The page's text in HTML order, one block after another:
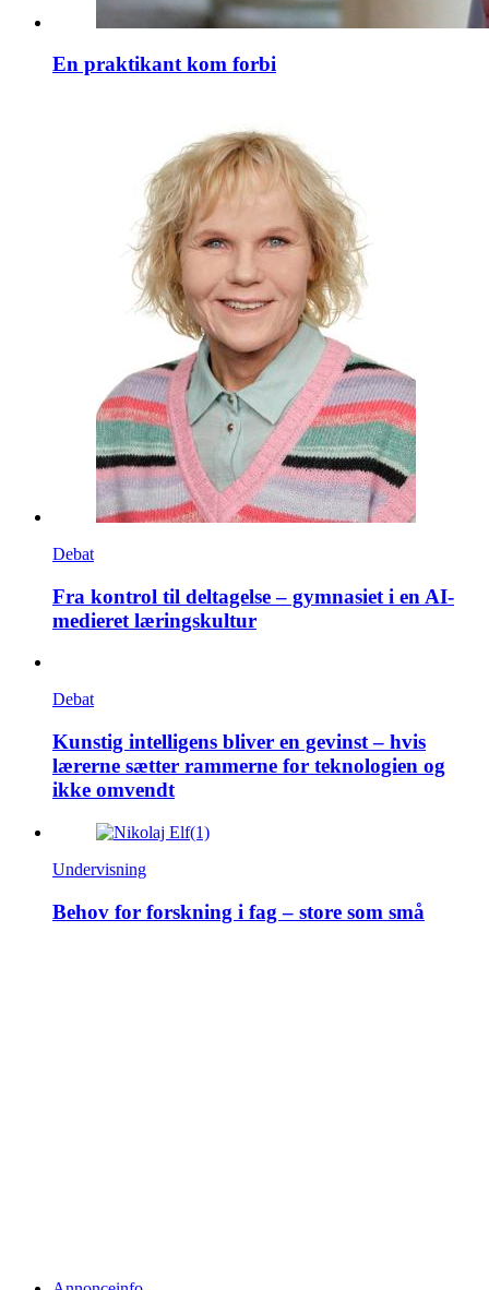
En praktikant kom forbi
Debat
Fra kontrol til deltagelse – gymnasiet i en AI-
medieret læringskultur
Debat
Kunstig intelligens bliver en gevinst – hvis
lærerne sætter rammerne for teknologien og
ikke omvendt
Undervisning
Behov for forskning i fag – store som små